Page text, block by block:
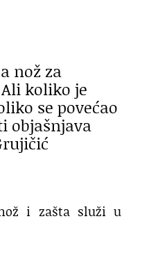
nož za
koliko je
se povećao
objašnjava
i zašta služi u